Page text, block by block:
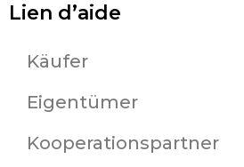
Lien d’aide
Käufer
Eigentümer
Kooperationspartner